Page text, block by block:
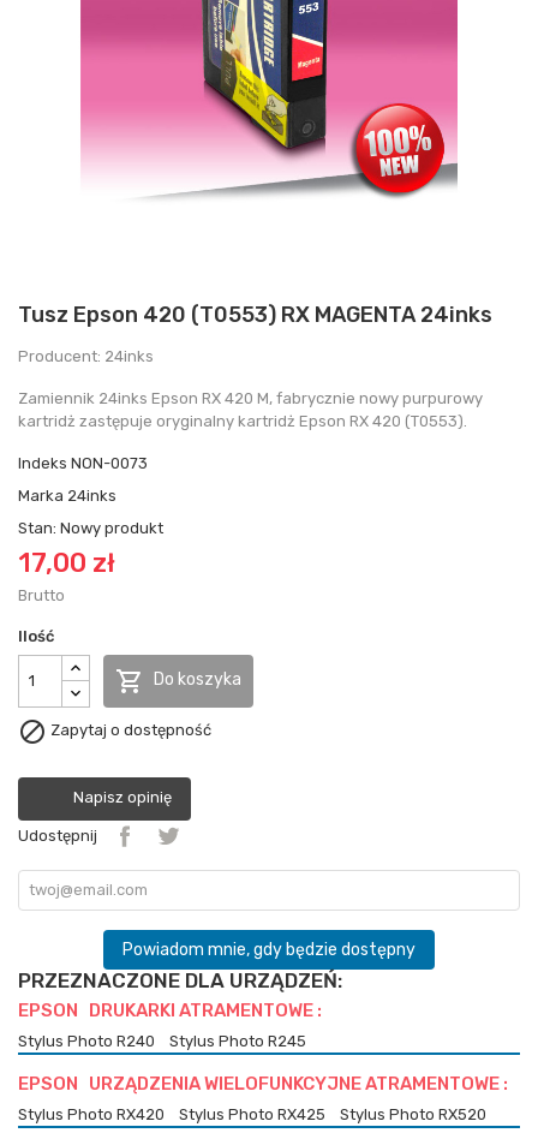
Tusz Epson 420 (T0553) RX MAGENTA 24inks
Producent: 24inks
Zamiennik 24inks Epson RX 420 M, fabrycznie nowy purpurowy
kartridż zastępuje oryginalny kartridż Epson RX 420 (T0553).
Indeks NON-0073
Marka 24inks
Stan: Nowy produkt
17,00 zł
Brutto
Ilość
 Do koszyka
 Zapytaj o dostępność
Napisz opinię
Udostępnij
Powiadom mnie, gdy będzie dostępny
PRZEZNACZONE DLA URZĄDZEŃ:
EPSON DRUKARKI ATRAMENTOWE :
Stylus Photo R240 Stylus Photo R245
EPSON URZĄDZENIA WIELOFUNKCYJNE ATRAMENTOWE :
Stylus Photo RX420 Stylus Photo RX425 Stylus Photo RX520